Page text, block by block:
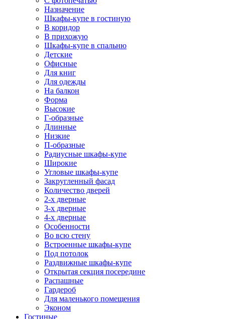
Назначение
Шкафы-купе в гостиную
В коридор
В прихожую
Шкафы-купе в спальню
Детские
Офисные
Для книг
Для одежды
На балкон
Форма
Высокие
Г-образные
Длинные
Низкие
П-образные
Радиусные шкафы-купе
Широкие
Угловые шкафы-купе
Закругленный фасад
Количество дверей
2-х дверные
3-х дверные
4-х дверные
Особенности
Во всю стену
Встроенные шкафы-купе
Под потолок
Раздвижные шкафы-купе
Открытая секция посередине
Распашные
Гардероб
Для маленького помещения
Эконом
Гостиные